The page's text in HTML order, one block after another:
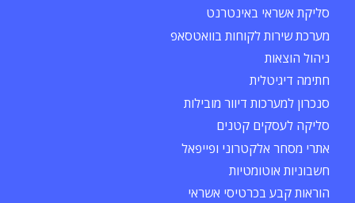
סליקת אשראי באינטרנט
מערכת שירות לקוחות בוואטסאפ
ניהול הוצאות
חתימה דיגיטלית
סנכרון למערכות דיוור מובילות
סליקה לעסקים קטנים
אתרי מסחר אלקטרוני ופייפאל
חשבוניות אוטומטיות
הוראות קבע בכרטיסי אשראי